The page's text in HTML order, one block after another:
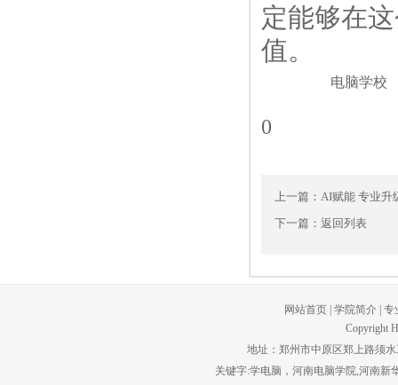
定能够在
值。
电脑学校
0
上一篇： AI赋能 专业升
下一篇： 返回列表
网站首页 学院简介 专
Copyright
地址：郑州市中原区郑上路须水
关键字:学电脑，河南电脑学院,河南新